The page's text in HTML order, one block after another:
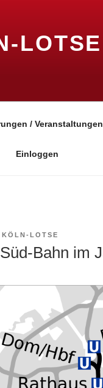
LOTSE
/
Einloggen
LOTSE
Bahn im